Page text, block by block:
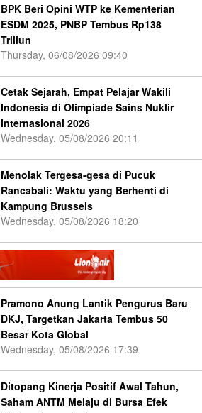
BPK Beri Opini WTP ke Kementerian
ESDM 2025, PNBP Tembus Rp138
Triliun
Thursday, 06/08/2026 09:40
Cetak Sejarah, Empat Pelajar Wakili
Indonesia di Olimpiade Sains Nuklir
Internasional 2026
Wednesday, 05/08/2026 20:11
Menolak Tergesa-gesa di Pucuk
Rancabali: Waktu yang Berhenti di
Kampung Brussels
Wednesday, 05/08/2026 18:20
Pramono Anung Lantik Pengurus Baru
DKJ, Targetkan Jakarta Tembus 50
Besar Kota Global
Wednesday, 05/08/2026 17:39
Ditopang Kinerja Positif Awal Tahun,
Saham ANTM Melaju di Bursa Efek